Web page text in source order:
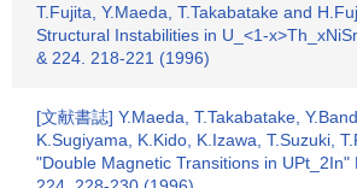
T.Fujita, Y.Maeda, T.Takabatake and
Structural Instabilities in U_<1-
& 224. 218-221 (1996)
[文献書誌] Y.Maeda, T.Takabatake,
K.Sugiyama, K.Kido, K.Izawa, T.Suzuki,
"Double Magnetic Transitions in UPt_2In"